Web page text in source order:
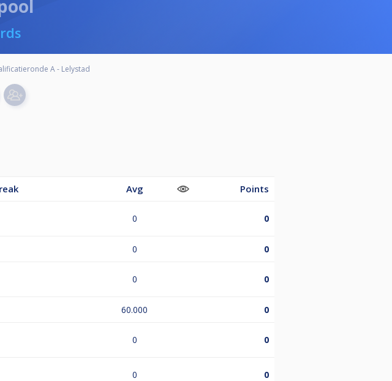
A - Lelystad
Avg Points
0 0
0 0
0 0
60.000 0
0 0
0 0